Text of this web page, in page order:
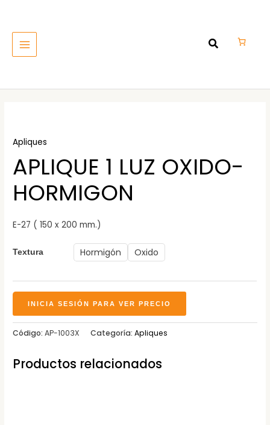
contenido
MENU
Apliques
APLIQUE 1 LUZ OXIDO-
HORMIGON
E-27 ( 150 x 200 mm.)
Textura Hormigón Oxido
INICIA SESIÓN PARA VER PRECIO
Código:AP-1003X Categoría:Apliques
Productos relacionados